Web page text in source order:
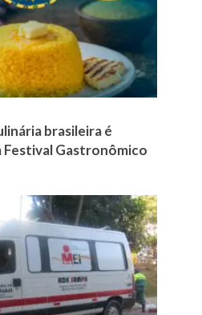
brasileira é
Festival Gastronômico